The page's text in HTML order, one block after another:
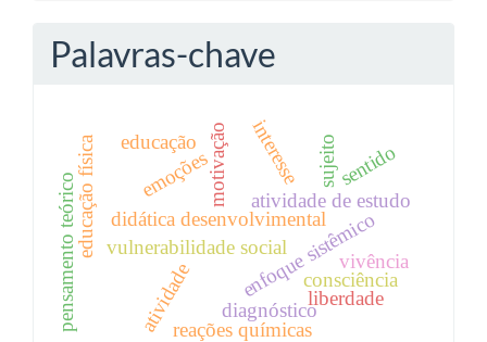
Palavras-chave
enfoque sistêmico
diagnóstico
reações químicas
didática desenvolvimental
educação física vulnerabilidade social
atividade de estudo
sujeito
motivação interesse sentido
emoções
atividade consciência
pensamento teórico liberdade
educação
vivência